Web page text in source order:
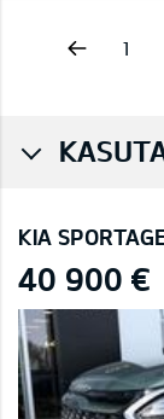
1
KIA
40 900 €